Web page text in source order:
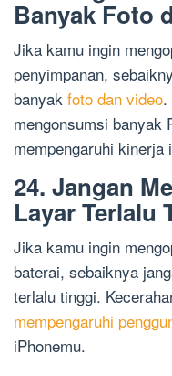
Banyak Foto
Jika kamu ingin
penyimpanan,
banyak foto dan video.
mengonsumsi banyak
mempengaruhi kinerja
24. Jangan
Layar Terlalu
Jika kamu ingin
baterai, sebaiknya
terlalu tinggi.
mempengaruhi
iPhonemu.